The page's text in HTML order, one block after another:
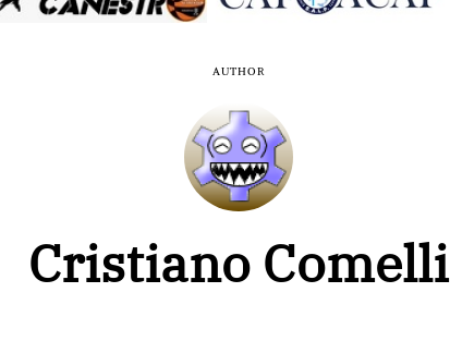
AUTHOR
Cristiano Comelli